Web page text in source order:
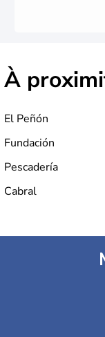
À
El Peñón
Fundación
Pescadería
Cabral